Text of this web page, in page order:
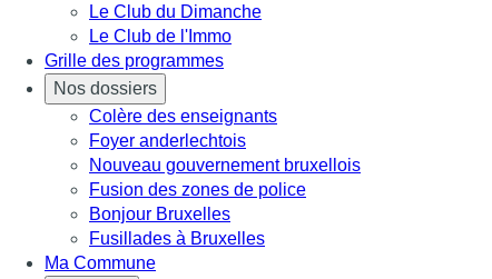
Le Club du Dimanche
Le Club de l'Immo
Grille des programmes
Nos dossiers
Colère des enseignants
Foyer anderlechtois
Nouveau gouvernement bruxellois
Fusion des zones de police
Bonjour Bruxelles
Fusillades à Bruxelles
Ma Commune